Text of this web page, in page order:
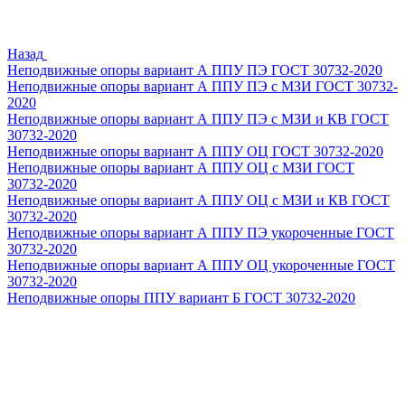
Назад
Неподвижные опоры вариант А ППУ ПЭ ГОСТ 30732-2020
Неподвижные опоры вариант А ППУ ПЭ с МЗИ ГОСТ 30732-
2020
Неподвижные опоры вариант А ППУ ПЭ с МЗИ и КВ ГОСТ
30732-2020
Неподвижные опоры вариант А ППУ ОЦ ГОСТ 30732-2020
Неподвижные опоры вариант А ППУ ОЦ с МЗИ ГОСТ
30732-2020
Неподвижные опоры вариант А ППУ ОЦ с МЗИ и КВ ГОСТ
30732-2020
Неподвижные опоры вариант А ППУ ПЭ укороченные ГОСТ
30732-2020
Неподвижные опоры вариант А ППУ ОЦ укороченные ГОСТ
30732-2020
Неподвижные опоры ППУ вариант Б ГОСТ 30732-2020